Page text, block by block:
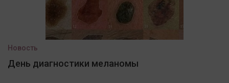
Новость
День диагностики меланомы